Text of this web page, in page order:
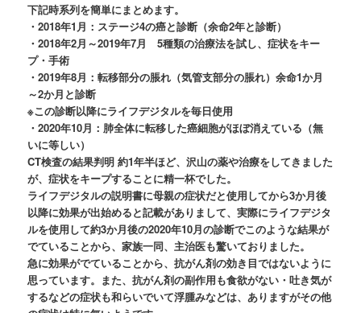
下記時系列を簡単にまとめます。
・2018年1月：ステージ4の癌と診断（余命2年と診断）
・2018年2月～2019年7月 5種類の治療法を試し、症状をキー
プ・手術
・2019年8月：転移部分の脹れ（気管支部分の脹れ）余命1か月
～2か月と診断
※この診断以降にライフデジタルを毎日使用
・2020年10月：肺全体に転移した癌細胞がほぼ消えている（無
いに等しい）
CT検査の結果判明 約1年半ほど、沢山の薬や治療をしてきました
が、症状をキープすることに精一杯でした。
ライフデジタルの説明書に母親の症状だと使用してから3か月後
以降に効果が出始めると記載がありまして、実際にライフデジタ
ルを使用して約3か月後の2020年10月の診断でこのような結果が
でていることから、家族一同、主治医も驚いておりました。
急に効果がでていることから、抗がん剤の効き目ではないように
思っています。また、抗がん剤の副作用も食欲がない・吐き気が
するなどの症状も和らいでいて浮腫みなどは、ありますがその他